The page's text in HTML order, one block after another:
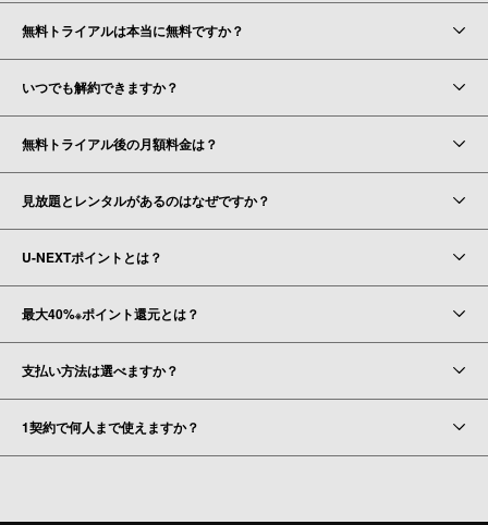
無料トライアルは本当に無料ですか？
いつでも解約できますか？
無料トライアル後の月額料金は？
見放題とレンタルがあるのはなぜですか？
U-NEXTポイントとは？
最大40%※ポイント還元とは？
支払い方法は選べますか？
1契約で何人まで使えますか？